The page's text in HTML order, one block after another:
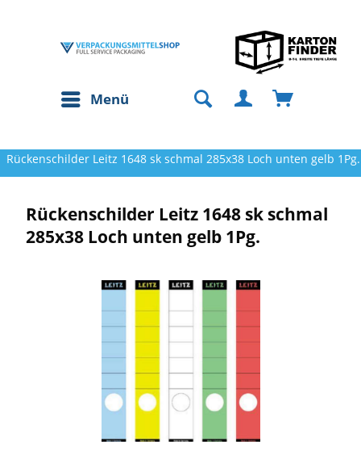
Menü
Rückenschilder Leitz 1648 sk schmal 285x38 Loch unten gelb 1Pg.
Rückenschilder Leitz 1648 sk schmal
285x38 Loch unten gelb 1Pg.